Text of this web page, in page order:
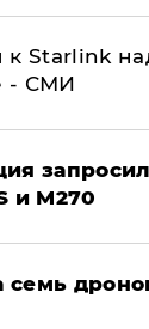
к Starlink
- СМИ
и M270